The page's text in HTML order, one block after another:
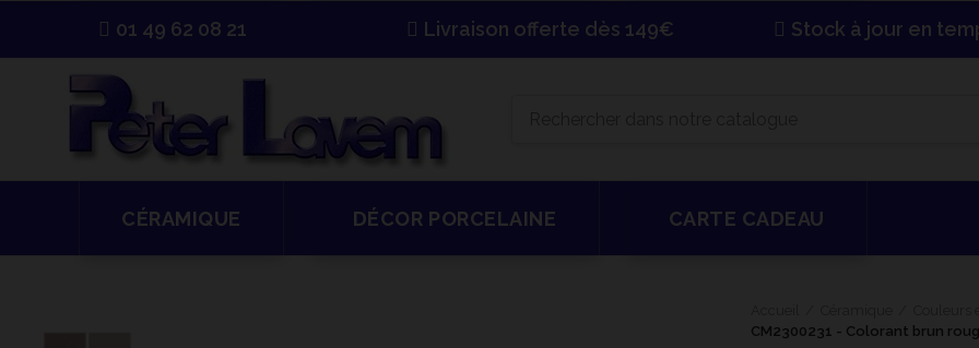
01 49 62 08 21 Livraison offerte dès 149€ Stock à jour en
CÉRAMIQUE DÉCOR PORCELAINE CARTE CADEAU
CM2300231 - Colorant brun